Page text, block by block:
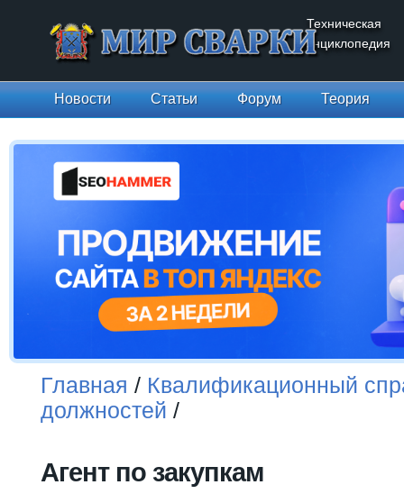
Техническая
энциклопедия
Новости Статьи Форум Теория
Вы здесь
Главная / Квалификационный
должностей /
Агент по закупкам